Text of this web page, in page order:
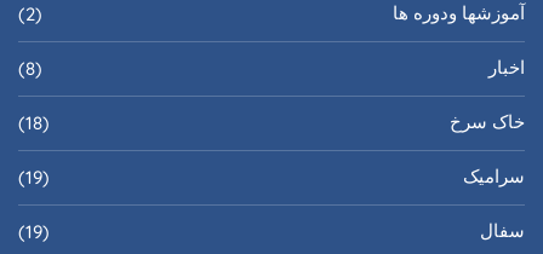
آموزشها ودوره ها (2)
اخبار (8)
خاک سرخ (18)
سرامیک (19)
سفال (19)